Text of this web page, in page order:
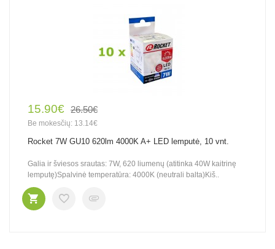
15.90€ 26.50€
Be mokesčių: 13.14€
Rocket 7W GU10 620lm 4000K A+ LED lemputė, 10 vnt.
Galia ir šviesos srautas: 7W, 620 liumenų (atitinka 40W kaitrinę
lemputę)Spalvinė temperatūra: 4000K (neutrali balta)Kiš..